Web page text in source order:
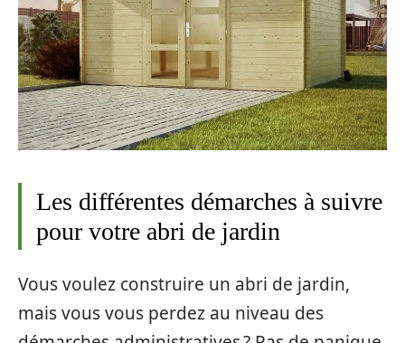
Les différentes démarches à suivre
pour votre abri de jardin
Vous voulez construire un abri de jardin,
mais vous vous perdez au niveau des